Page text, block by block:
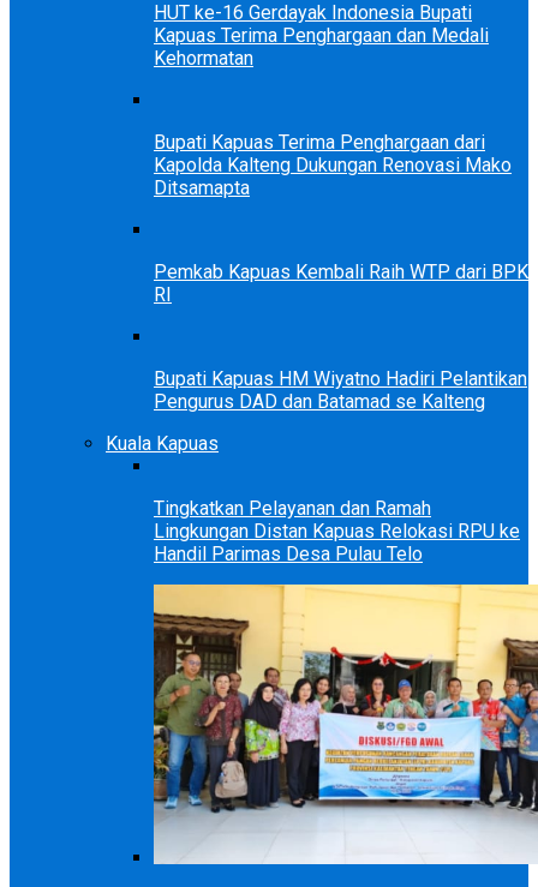
HUT ke-16 Gerdayak Indonesia Bupati
Kapuas Terima Penghargaan dan Medali
Kehormatan
Bupati Kapuas Terima Penghargaan dari
Kapolda Kalteng Dukungan Renovasi Mako
Ditsamapta
Pemkab Kapuas Kembali Raih WTP dari BPK
RI
Bupati Kapuas HM Wiyatno Hadiri Pelantikan
Pengurus DAD dan Batamad se Kalteng
Kuala Kapuas
Tingkatkan Pelayanan dan Ramah
Lingkungan Distan Kapuas Relokasi RPU ke
Handil Parimas Desa Pulau Telo